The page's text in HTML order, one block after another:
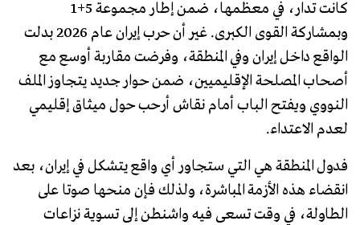
كانت تدار، في معظمها، ضمن إطار مجموعة 5+1
وبمشاركة القوى الكبرى. غير أن حرب إيران عام 2026 بدلت
الواقع داخل إيران وفي المنطقة، وفرضت مقاربة أوسع مع
أصحاب المصلحة الإقليميين، ضمن حوار جديد يتجاوز الملف
النووي ويفتح الباب أمام نقاش أرحب حول ميثاق إقليمي
لعدم الاعتداء.
فدول المنطقة هي التي ستجاور أي واقع يتشكل في إيران، بعد
انقضاء هذه الأزمة المباشرة، ولذلك فإن منحها صوتا على
الطاولة، في وقت تسعى فيه واشنطن إلى تسوية نزاعات